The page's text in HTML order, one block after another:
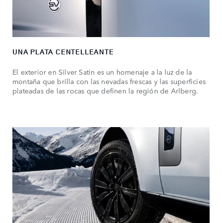
UNA PLATA CENTELLEANTE
El exterior en Silver Satin es un homenaje a la luz de la
montaña que brilla con las nevadas frescas y las superficies
plateadas de las rocas que definen la región de Arlberg.